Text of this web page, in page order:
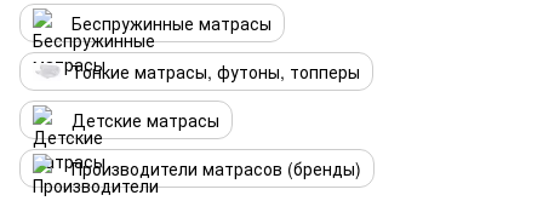
Беспружинные матрасы
Тонкие матрасы, футоны, топперы
Детские матрасы
Производители матрасов (бренды)